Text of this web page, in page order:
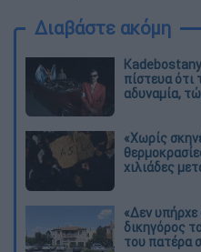
Διαβάστε ακόμη
πίστευα ότι
αδυναμία,
«Χωρίς
χιλιάδες
«Δεν υπήρχε
δικηγόρος
του πατέρα